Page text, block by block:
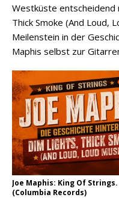
Westküste entscheidend
Thick Smoke (And Loud,
Meilenstein in der
Maphis selbst zur
Joe Maphis: King Of
(Columbia Records)